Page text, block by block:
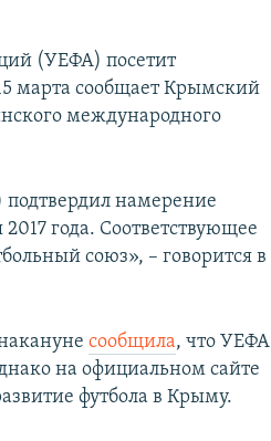
(УЕФА) посетит
марта сообщает Крымский
международного
намерение
года. Соответствующее
союз», – говорится в
сообщила, что УЕФА
на официальном сайте
футбола в Крыму.